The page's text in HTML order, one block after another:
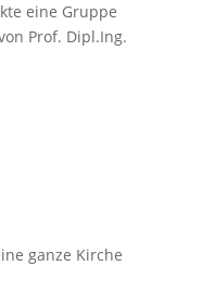
eine Gruppe
Prof. Dipl.Ing.
ganze Kirche